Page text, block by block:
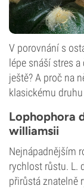
V porovnání s
lépe snáší stres
ještě? A proč na
klasickému
Lophophora
williamsii
Nejnápadnějším
rychlost růstu. L.
přirůstá znatelně